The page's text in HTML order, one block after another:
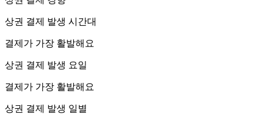
상권 결제 발생 시간대
결제가 가장 활발해요
상권 결제 발생 요일
결제가 가장 활발해요
상권 결제 발생 일별